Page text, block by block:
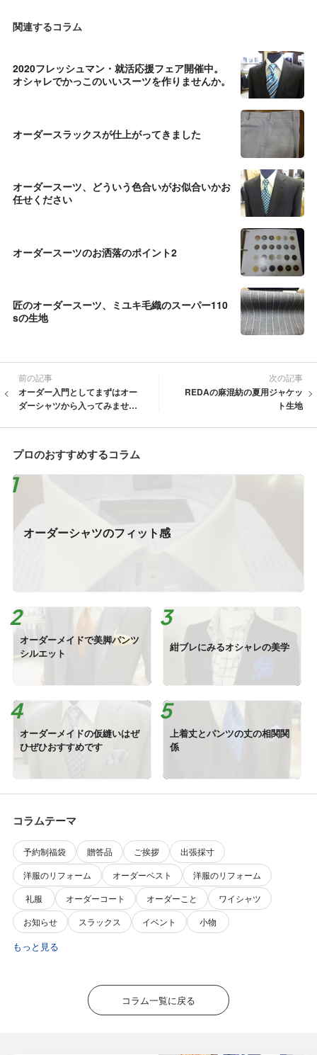
関連するコラム
2020フレッシュマン・就活応援フェア開催中。
オシャレでかっこのいいスーツを作りませんか。
オーダースラックスが仕上がってきました
オーダースーツ、どういう色合いがお似合いかお
任せください
オーダースーツのお洒落のポイント2
匠のオーダースーツ、ミユキ毛織のスーパー110
sの生地
前の記事
オーダー入門としてまずはオー
ダーシャツから入ってみません
次の記事
REDAの麻混紡の夏用ジャケッ
ト生地
プロのおすすめするコラム
オーダーシャツのフィット感
オーダーメイドで美脚パンツ
シルエット
紺ブレにみるオシャレの美学
オーダーメイドの仮縫いはぜ
ひぜひおすすめです
上着丈とパンツの丈の相関関
係
コラムテーマ
予約制福袋 贈答品 ご挨拶
出張採寸
洋服のリフォーム
オーダーベスト
洋服のリフォーム
礼服
オーダーコート オーダーこと
ワイシャツ
お知らせ
スラックス イベント 小物
もっと見る
コラム一覧に戻る